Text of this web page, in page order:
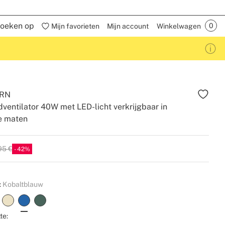
op Mijn favorieten Mijn account Winkelwagen
40W met LED-licht verkrijgbaar in
maten
€ 42
Kobaltblauw